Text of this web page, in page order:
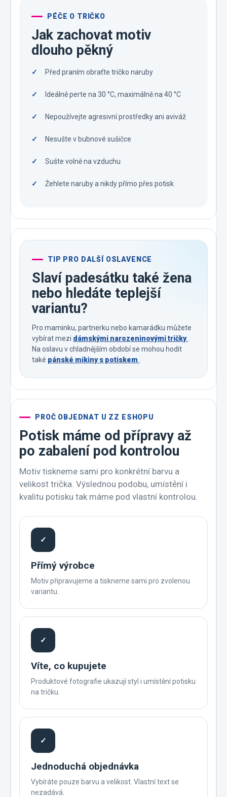
PÉČE O TRIČKO
Jak zachovat motiv
dlouho pěkný
Před praním obraťte tričko naruby
Ideálně perte na 30 °C, maximálně na 40 °C
Nepoužívejte agresivní prostředky ani aviváž
Nesušte v bubnové sušičce
Sušte volně na vzduchu
Žehlete naruby a nikdy přímo přes potisk
TIP PRO DALŠÍ OSLAVENCE
Slaví padesátku také žena
nebo hledáte teplejší
variantu?
Pro maminku, partnerku nebo kamarádku můžete
vybírat mezi dámskými narozeninovými tričky
Na oslavu v chladnějším období se mohou hodit
také pánské mikiny s potiskem
PROČ OBJEDNAT U ZZ ESHOPU
Potisk máme od přípravy až
po zabalení pod kontrolou
Motiv tiskneme sami pro konkrétní barvu a
velikost trička. Výslednou podobu, umístění i
kvalitu potisku tak máme pod vlastní kontrolou.
✓
Přímý výrobce
Motiv připravujeme a tiskneme sami pro zvolenou
variantu.
✓
Víte, co kupujete
Produktové fotografie ukazují styl i umístění potisku
na tričku.
✓
Jednoduchá objednávka
Vybíráte pouze barvu a velikost. Vlastní text se
nezadává.